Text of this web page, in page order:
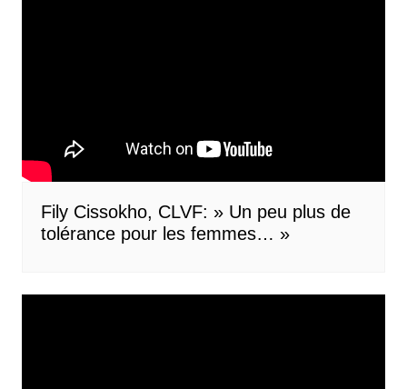
Fily Cissokho, CLVF: » Un peu plus de
tolérance pour les femmes… »